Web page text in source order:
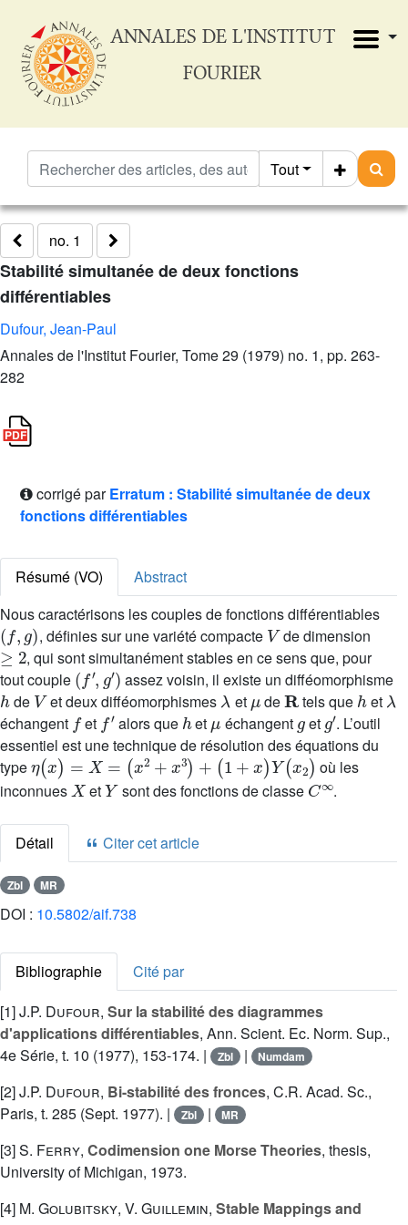
ANNALES DE L'INSTITUT
FOURIER
Tout
no. 1
Stabilité simultanée de deux fonctions
différentiables
Dufour, Jean-Paul
Annales de l'Institut Fourier, Tome 29 (1979) no. 1, pp. 263-
282
corrigé parErratum : Stabilité simultanée de deux
fonctions différentiables
Résumé (VO)
Abstract
Nous caractérisons les couples de fonctions différentiables
(f,g)
, définies sur une variété compacte
V
de dimension
≥2
, qui sont simultanément stables en ce sens que, pour
tout couple
(f,g′)
assez voisin, il existe un difféomorphisme
h
de
V
et deux difféomorphismes
λ
et
μ
de
R
tels que
h
et
λ
échangent
f
et
f′
alors que
h
et
μ
échangent
g
et
g′
. L’outil
essentiel est une technique de résolution des équations du
type
η(x)=X=(x2+x3)+(1+x)Y(x2)
où les
inconnues
X
et
Y
sont des fonctions de classe
C∞
.
Détail Citer cet article
Zbl MR
DOI : 10.5802/aif.738
Bibliographie
Cité par
[1]J.P. Dufour, Sur la stabilité des diagrammes
d'applications différentiables, Ann. Scient. Ec. Norm. Sup.,
4e Série, t. 10 (1977), 153-174. |
Zbl | Numdam
[2]J.P. Dufour, Bi-stabilité des fronces, C.R. Acad. Sc.,
Paris, t. 285 (Sept. 1977). |
Zbl | MR
[3]S. Ferry, Codimension one Morse Theories, thesis,
University of Michigan, 1973.
[4] M. Golubitsky, V. Guillemin, Stable Mappings and